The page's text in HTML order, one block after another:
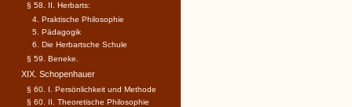
§ 58. II. Herbarts:
4. Praktische Philosophie
5. Pädagogik
6. Die Herbartsche Schule
§ 59. Beneke.
XIX. Schopenhauer
§ 60. I. Persönlichkeit und Methode
§ 60. II. Theoretische Philosophie